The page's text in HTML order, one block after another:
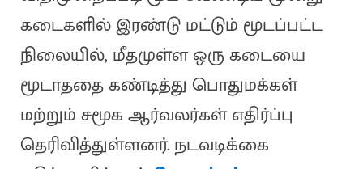
கடைகளில் இரண்டு மட்டும் மூடப்பட்ட
நிலையில், மீதமுள்ள ஒரு கடையை
மூடாததை கண்டித்து பொதுமக்கள்
மற்றும் சமூக ஆர்வலர்கள் எதிர்ப்பு
தெரிவித்துள்ளனர். நடவடிக்கை